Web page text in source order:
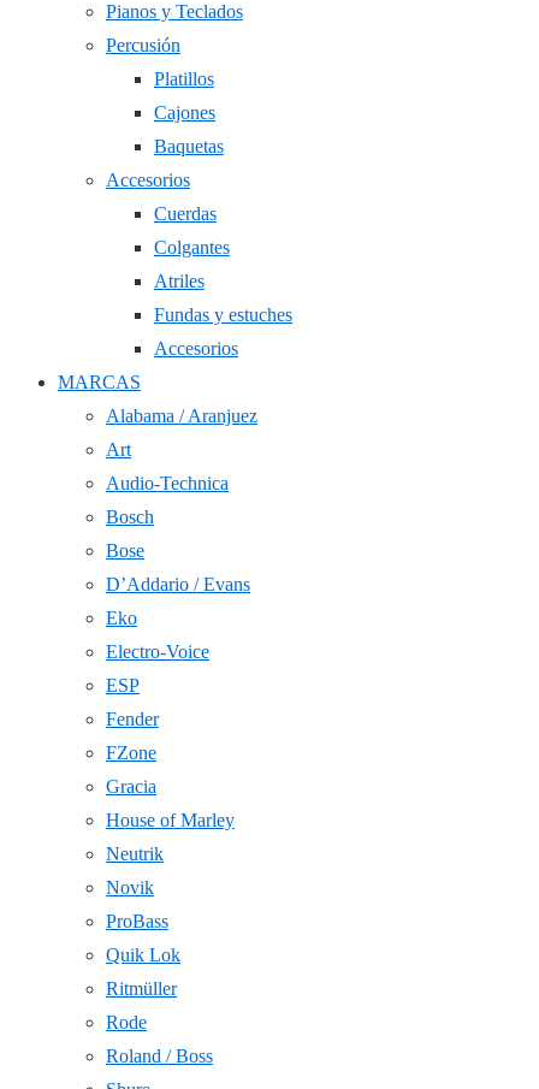
Pianos y Teclados
Percusión
Platillos
Cajones
Baquetas
Accesorios
Cuerdas
Colgantes
Atriles
Fundas y estuches
Accesorios
MARCAS
Alabama / Aranjuez
Art
Audio-Technica
Bosch
Bose
D’Addario / Evans
Eko
Electro-Voice
ESP
Fender
FZone
Gracia
House of Marley
Neutrik
Novik
ProBass
Quik Lok
Ritmüller
Rode
Roland / Boss